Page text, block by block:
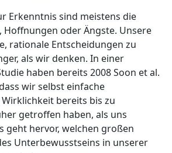
Erkenntnis sind meistens die
Hoffnungen oder Ängste. Unsere
rationale Entscheidungen zu
als wir denken. In einer
haben bereits 2008 Soon et al.
wir selbst einfache
bereits bis zu
getroffen haben, als uns
geht hervor, welchen großen
Unterbewusstseins in unserer